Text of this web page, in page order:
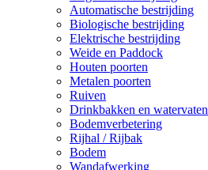
Automatische bestrijding
Biologische bestrijding
Elektrische bestrijding
Weide en Paddock
Houten poorten
Metalen poorten
Ruiven
Drinkbakken en watervaten
Bodemverbetering
Rijhal / Rijbak
Bodem
Wandafwerking